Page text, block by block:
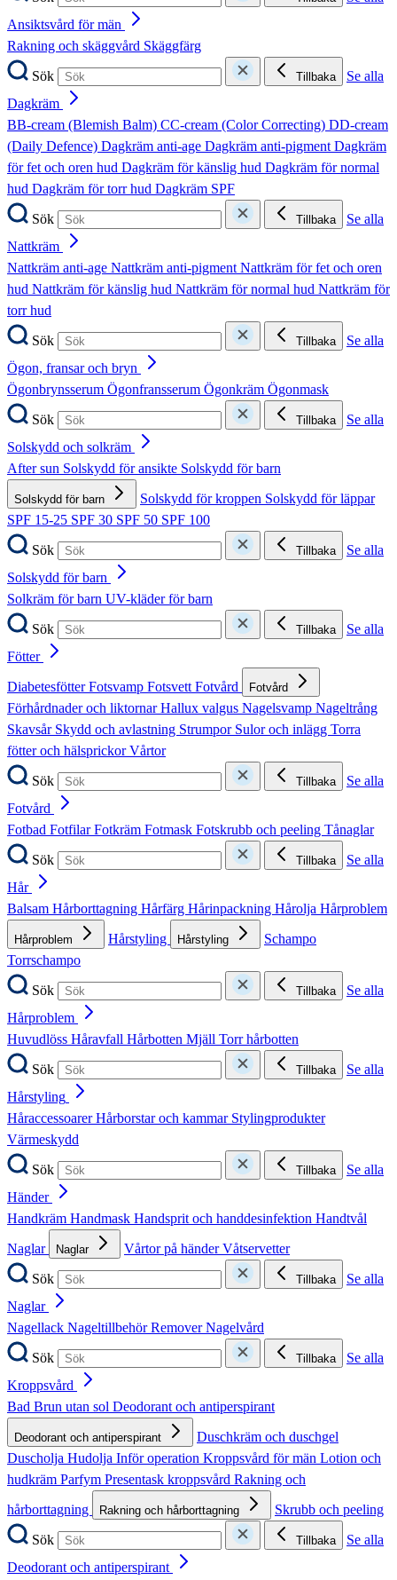
Ansiktsvård för män
Rakning och skäggvård Skäggfärg
Sök
Tillbaka
Se alla
Dagkräm
BB-cream (Blemish Balm) CC-cream (Color Correcting) DD-cream
(Daily Defence) Dagkräm anti-age Dagkräm anti-pigmentDagkräm
för fet och oren hud Dagkräm för känslig hud Dagkräm för normal
hud Dagkräm för torr hud Dagkräm SPF
Sök
Tillbaka
Se alla
Nattkräm
Nattkräm anti-age Nattkräm anti-pigmentNattkräm för fet och oren
hud Nattkräm för känslig hud Nattkräm för normal hud Nattkräm för
torr hud
Sök
Tillbaka
Se alla
Ögon, fransar och bryn
Ögonbrynsserum Ögonfransserum Ögonkräm Ögonmask
Sök
Tillbaka
Se alla
Solskydd och solkräm
After sun Solskydd för ansikte Solskydd för barn
Solskydd för barn Solskydd för kroppen Solskydd för läppar
SPF 15-25 SPF 30 SPF 50 SPF 100
Sök
Tillbaka
Se alla
Solskydd för barn
Solkräm för barn UV-kläder för barn
Sök
Tillbaka
Se alla
Fötter
DiabetesfötterFotsvamp FotsvettFotvård Fotvård
Förhårdnader och liktornarHallux valgus Nagelsvamp Nageltrång
Skavsår Skydd och avlastning Strumpor Sulor och inlägg Torra
fötter och hälsprickorVårtor
Sök
Tillbaka
Se alla
Fotvård
Fotbad FotfilarFotkräm Fotmask Fotskrubb och peeling Tånaglar
Sök
Tillbaka
Se alla
Hår
Balsam Hårborttagning Hårfärg Hårinpackning Hårolja Hårproblem
Hårproblem Hårstyling Hårstyling
Schampo
Torrschampo
Sök
Tillbaka
Se alla
Hårproblem
Huvudlöss Håravfall Hårbotten Mjäll Torr hårbotten
Sök
Tillbaka
Se alla
Hårstyling
HåraccessoarerHårborstar och kammar Stylingprodukter
Värmeskydd
Sök
Tillbaka
Se alla
Händer
Handkräm Handmask Handsprit och handdesinfektion Handtvål
Naglar
Naglar Vårtor på händerVåtservetter
Sök
Tillbaka
Se alla
Naglar
Nagellack NageltillbehörRemoverNagelvård
Sök
Tillbaka
Se alla
Kroppsvård
Bad Brun utan sol Deodorant och antiperspirant
Deodorant och antiperspirant
Duschkräm och duschgel
Duscholja Hudolja Inför operation Kroppsvård för män Lotion och
hudkräm Parfym Presentask kroppsvård Rakning och
hårborttagning
Rakning och hårborttagning
Skrubb och peeling
Sök
Tillbaka
Se alla
Deodorant och antiperspirant